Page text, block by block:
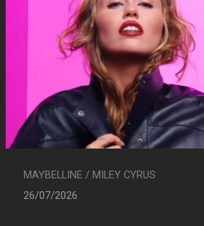
MAYBELLINE / MILEY CYRUS
26/07/2026